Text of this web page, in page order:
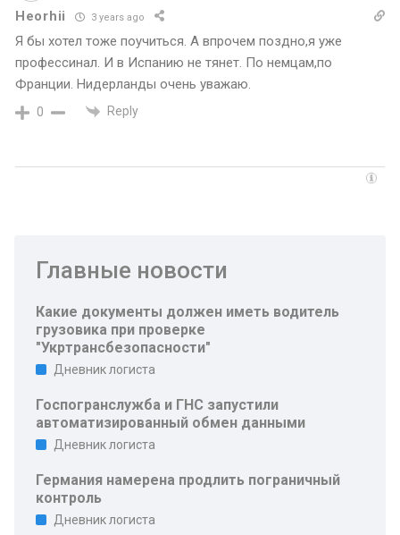
Heorhii 3 years ago
Я бы хотел тоже поучиться. А впрочем поздно,я уже
профессинал. И в Испанию не тянет. По немцам,по
Франции. Нидерланды очень уважаю.
0 Reply
Главные новости
Какие документы должен иметь водитель
грузовика при проверке
"Укртрансбезопасности"
Дневник логиста
Госпогранслужба и ГНС запустили
автоматизированный обмен данными
Дневник логиста
Германия намерена продлить пограничный
контроль
Дневник логиста